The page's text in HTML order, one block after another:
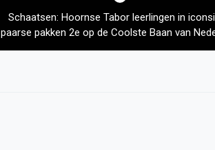
Schaatsen: Hoornse Tabor leerlingen in
paarse pakken 2e op de Coolste Baan van